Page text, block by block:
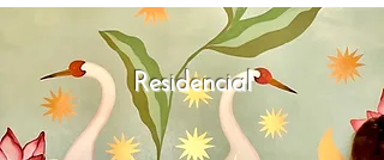
Residencial